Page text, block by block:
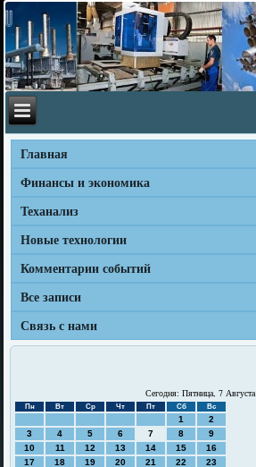
Главная
Финансы и экономика
Теханализ
Новые технологии
Комментарии событий
Все записи
Связь с нами
Сегодня: Пятница, 7 Августа
Пн Вт Ср Чт Пт Сб Вс
1
2
3
4 5 6 7 8
9
10
11 12 13 14 15
16
17
18 19 20 21 22
23